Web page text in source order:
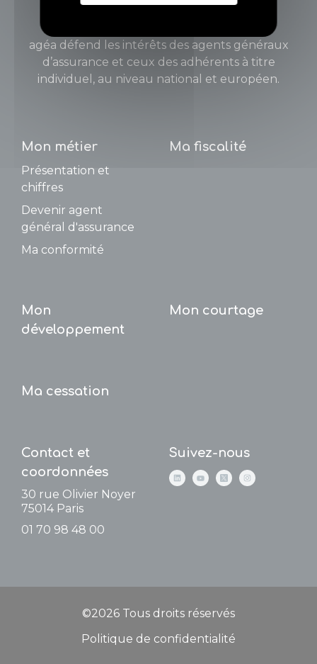
agéa défend les intérêts des agents généraux
d’assurance et ceux des adhérents à titre
individuel, au niveau national et européen.
Mon métier
Présentation et
chiffres
Devenir agent
général d'assurance
Ma conformité
Ma fiscalité
Mon
développement
Mon courtage
Ma cessation
Contact et
coordonnées
30 rue Olivier Noyer
75014 Paris
01 70 98 48 00
Suivez-nous
©2026 Tous droits réservés
Politique de confidentialité